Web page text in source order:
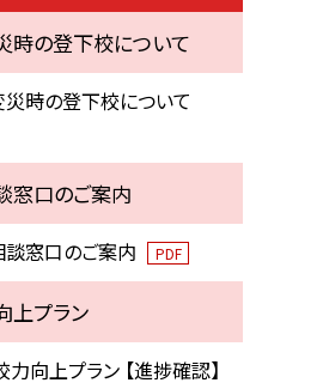
時の登下校について
時の登下校について
窓口のご案内
窓口のご案内 PDF
上プラン
力向上プラン 【進捗確認】